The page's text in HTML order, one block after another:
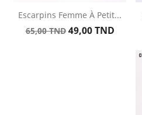
Escarpins Femme À Petit...
Prix
65,00 TND Prix
49,00 TND